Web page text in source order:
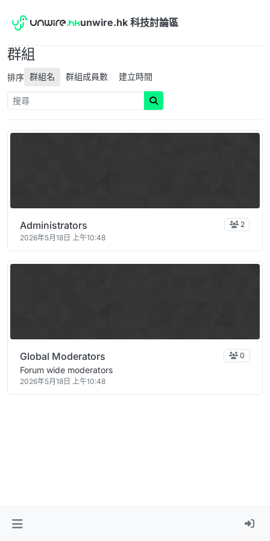
unwire.hk 科技討論區
群組
排序 群組名 群組成員數 建立時間
Administrators
2
2026年5月18日 上午10:48
Global Moderators 0
Forum wide moderators
2026年5月18日 上午10:48